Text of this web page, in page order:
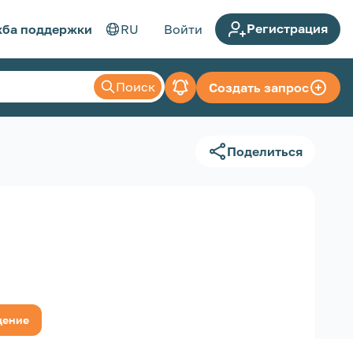
поддержки RU Войти Регистрация
Поиск Создать запрос
Поделиться